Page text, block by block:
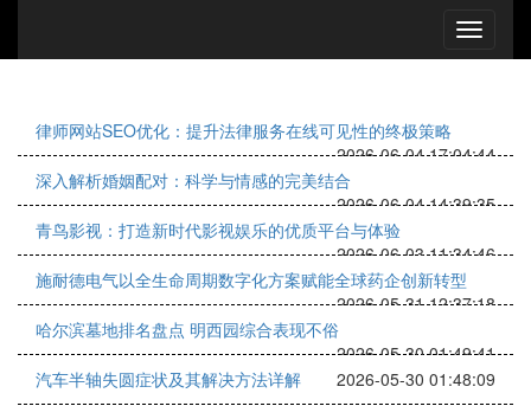
律师网站SEO优化：提升法律服务在线可见性的终极策略
2026-06-04 17:04:44
深入解析婚姻配对：科学与情感的完美结合
2026-06-04 14:39:35
青鸟影视：打造新时代影视娱乐的优质平台与体验
2026-06-03 11:34:46
施耐德电气以全生命周期数字化方案赋能全球药企创新转型
2026-05-31 12:37:18
哈尔滨墓地排名盘点 明西园综合表现不俗
2026-05-30 01:49:41
汽车半轴失圆症状及其解决方法详解
2026-05-30 01:48:09